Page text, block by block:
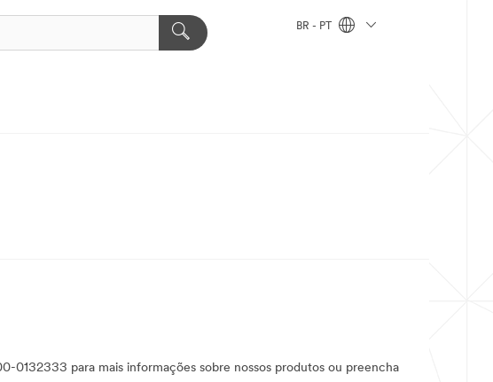
BR - PT
0132333 para mais informações sobre nossos produtos ou preencha